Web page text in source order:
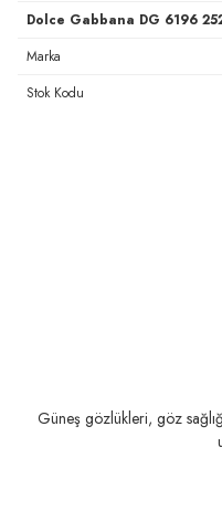
Dolce Gabbana DG 6196
Marka
Stok Kodu
Güneş gözlükleri, göz